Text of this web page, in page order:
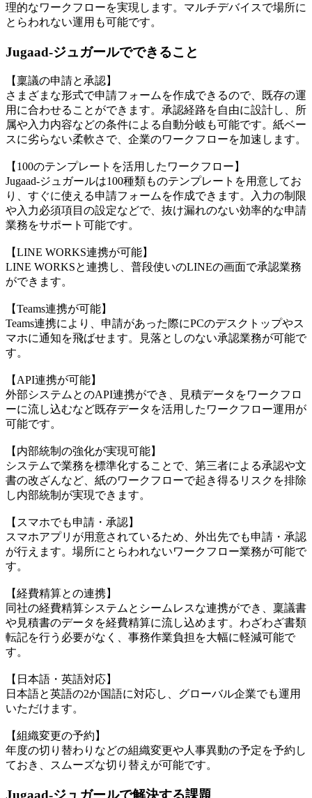
理的なワークフローを実現します。マルチデバイスで場所に
とらわれない運用も可能です。
Jugaad-ジュガールでできること
【稟議の申請と承認】
さまざまな形式で申請フォームを作成できるので、既存の運
用に合わせることができます。承認経路を自由に設計し、所
属や入力内容などの条件による自動分岐も可能です。紙ベー
スに劣らない柔軟さで、企業のワークフローを加速します。
【100のテンプレートを活用したワークフロー】
Jugaad-ジュガールは100種類ものテンプレートを用意してお
り、すぐに使える申請フォームを作成できます。入力の制限
や入力必須項目の設定などで、抜け漏れのない効率的な申請
業務をサポート可能です。
【LINE WORKS連携が可能】
LINE WORKSと連携し、普段使いのLINEの画面で承認業務
ができます。
【Teams連携が可能】
Teams連携により、申請があった際にPCのデスクトップやス
マホに通知を飛ばせます。見落としのない承認業務が可能で
す。
【API連携が可能】
外部システムとのAPI連携ができ、見積データをワークフロ
ーに流し込むなど既存データを活用したワークフロー運用が
可能です。
【内部統制の強化が実現可能】
システムで業務を標準化することで、第三者による承認や文
書の改ざんなど、紙のワークフローで起き得るリスクを排除
し内部統制が実現できます。
【スマホでも申請・承認】
スマホアプリが用意されているため、外出先でも申請・承認
が行えます。場所にとらわれないワークフロー業務が可能で
す。
【経費精算との連携】
同社の経費精算システムとシームレスな連携ができ、稟議書
や見積書のデータを経費精算に流し込めます。わざわざ書類
転記を行う必要がなく、事務作業負担を大幅に軽減可能で
す。
【日本語・英語対応】
日本語と英語の2か国語に対応し、グローバル企業でも運用
いただけます。
【組織変更の予約】
年度の切り替わりなどの組織変更や人事異動の予定を予約し
ておき、スムーズな切り替えが可能です。
Jugaad-ジュガールで解決する課題